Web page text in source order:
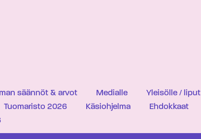
säännöt & arvot Medialle
Yleisölle / liput
Tuomaristo 2026 Käsiohjelma Ehdokkaat